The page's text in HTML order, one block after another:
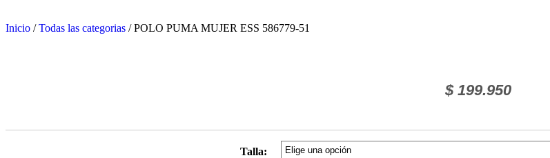
Inicio /Todas las categorias / POLO PUMA MUJER ESS 586779-51
$199.950
Talla: